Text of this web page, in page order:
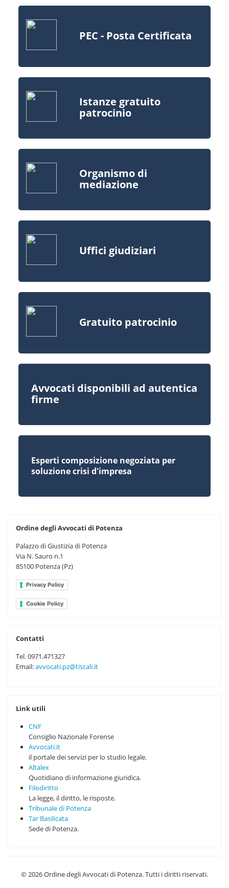
PEC - Posta Certificata
Istanze gratuito
patrocinio
Organismo di
mediazione
Uffici giudiziari
Gratuito patrocinio
Avvocati disponibili ad autentica
firme
Esperti composizione negoziata per
soluzione crisi d'impresa
Ordine degli Avvocati di Potenza
Palazzo di Giustizia di Potenza
Via N. Sauro n.1
85100 Potenza (Pz)
Privacy Policy
Cookie Policy
Contatti
Tel. 0971.471327
Email:avvocati.pz@tiscali.it
Link utili
CNF
Consiglio Nazionale Forense
Avvocati.it
il portale dei servizi per lo studio legale.
Altalex
Quotidiano di informazione giuridica.
Filodiritto
La legge, il diritto, le risposte.
Tribunale di Potenza
Tar Basilicata
Sede di Potenza.
© 2026 Ordine degli Avvocati di Potenza. Tutti i diritti riservati.